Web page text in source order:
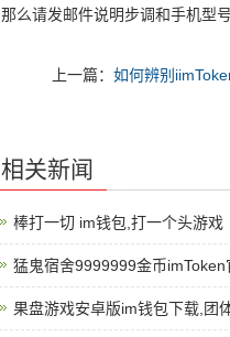
那么请发邮件说明步调和手机型
上一篇： 如何辨别
相关新闻
棒打一切 im钱包,打一个头游戏
猛鬼宿舍9999999金币
果盘游戏安卓版im钱包下载,团